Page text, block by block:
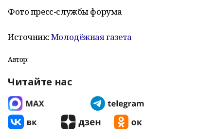
Фото пресс-службы форума
Источник:Молодёжная газета
Автор:
Читайте нас